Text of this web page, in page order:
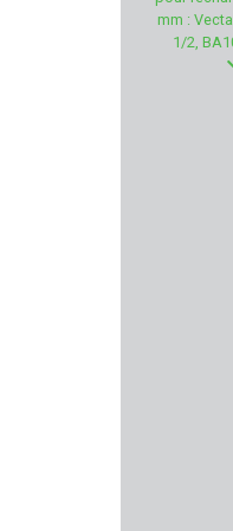
mm :
1/2,